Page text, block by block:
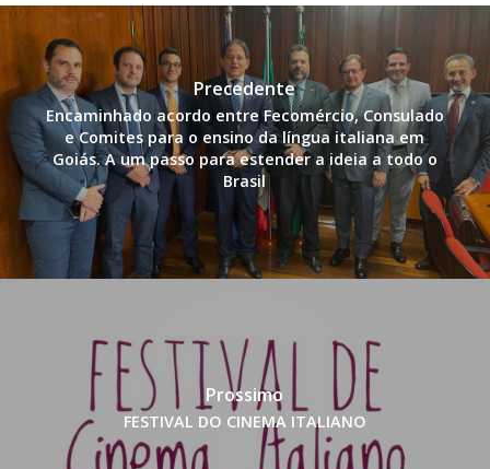
Precedente
Encaminhado acordo entre Fecomércio, Consulado
e Comites para o ensino da língua italiana em
Goiás. A um passo para estender a ideia a todo o
Brasil
Prossimo
FESTIVAL DO CINEMA ITALIANO